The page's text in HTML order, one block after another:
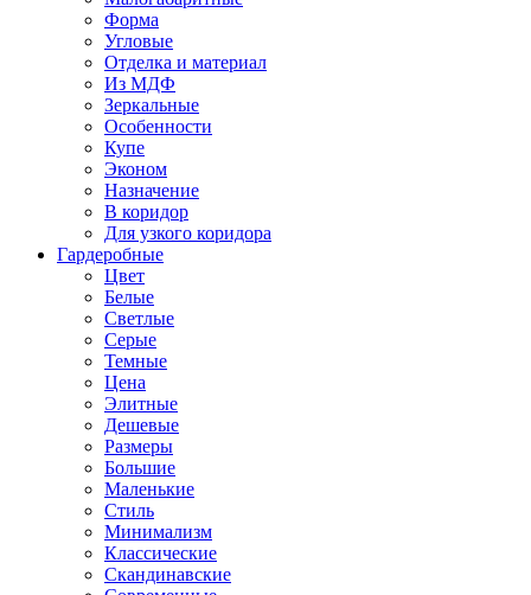
Форма
Угловые
Отделка и материал
Из МДФ
Зеркальные
Особенности
Купе
Эконом
Назначение
В коридор
Для узкого коридора
Гардеробные
Цвет
Белые
Светлые
Серые
Темные
Цена
Элитные
Дешевые
Размеры
Большие
Маленькие
Стиль
Минимализм
Классические
Скандинавские